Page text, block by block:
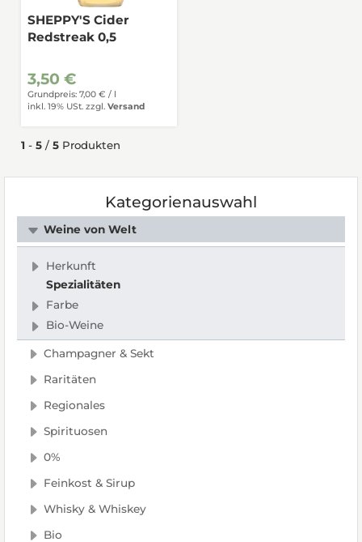
SHEPPY'S Cider
Redstreak 0,5
3,50 €
Grundpreis: 7,00 € /
inkl. 19% USt. zzgl. Versand
1 - 5 / 5 Produkten
Kategorienauswahl
Weine von Welt
Herkunft
Spezialitäten
Farbe
Bio-Weine
Champagner & Sekt
Raritäten
Regionales
Spirituosen
0%
Feinkost & Sirup
Whisky & Whiskey
Bio